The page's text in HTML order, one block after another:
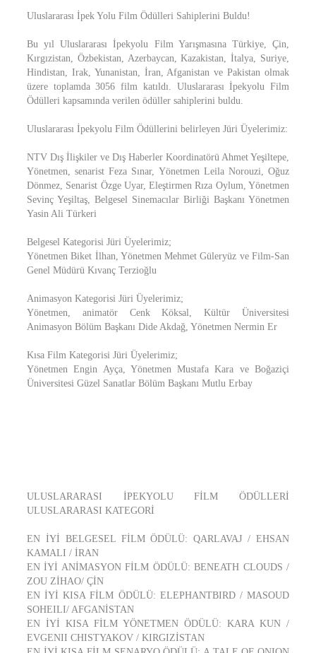
Uluslararası İpek Yolu Film Ödülleri Sahiplerini Buldu!
Bu yıl Uluslararası İpekyolu Film Yarışmasına Türkiye, Çin,
Kırgızistan, Özbekistan, Azerbaycan, Kazakistan, İtalya, Suriye,
Hindistan, Irak, Yunanistan, İran, Afganistan ve Pakistan olmak
üzere toplamda 3056 film katıldı. Uluslararası İpekyolu Film
Ödülleri kapsamında verilen ödüller sahiplerini buldu.
Uluslararası İpekyolu Film Ödüllerini belirleyen Jüri Üyelerimiz:
NTV Dış İlişkiler ve Dış Haberler Koordinatörü Ahmet Yeşiltepe,
Yönetmen, senarist Feza Sınar, Yönetmen Leila Norouzi, Oğuz
Dönmez, Senarist Özge Uyar, Eleştirmen Rıza Oylum, Yönetmen
Sevinç Yeşiltaş, Belgesel Sinemacılar Birliği Başkanı Yönetmen
Yasin Ali Türkeri
Belgesel Kategorisi Jüri Üyelerimiz;
Yönetmen Biket İlhan, Yönetmen Mehmet Güleryüz ve Film-San
Genel Müdürü Kıvanç Terzioğlu
Animasyon Kategorisi Jüri Üyelerimiz;
Yönetmen, animatör Cenk Köksal, Kültür Üniversitesi
Animasyon Bölüm Başkanı Dide Akdağ, Yönetmen Nermin Er
Kısa Film Kategorisi Jüri Üyelerimiz;
Yönetmen Engin Ayça, Yönetmen Mustafa Kara ve Boğaziçi
Üniversitesi Güzel Sanatlar Bölüm Başkanı Mutlu Erbay
ULUSLARARASI İPEKYOLU FİLM ÖDÜLLERİ
ULUSLARARASI KATEGORİ
EN İYİ BELGESEL FİLM ÖDÜLÜ: QARLAVAJ / EHSAN
KAMALI / İRAN
EN İYİ ANİMASYON FİLM ÖDÜLÜ: BENEATH CLOUDS /
ZOU ZİHAO/ ÇİN
EN İYİ KISA FİLM ÖDÜLÜ: ELEPHANTBIRD / MASOUD
SOHEILI/ AFGANİSTAN
EN İYİ KISA FİLM YÖNETMEN ÖDÜLÜ: KARA KUN /
EVGENII CHISTYAKOV / KIRGIZİSTAN